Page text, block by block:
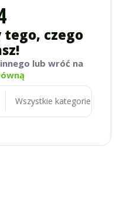
tego, czego
lub wróć na